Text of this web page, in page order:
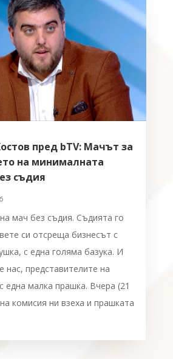
пред bTV: Мачът за
на минималната
съдия
мач без съдия. Съдията го
си отсреща бизнесът с
с една голяма базука. И
нас, представителите на
една малка прашка. Вчера (21
комисия ни взеха и прашката